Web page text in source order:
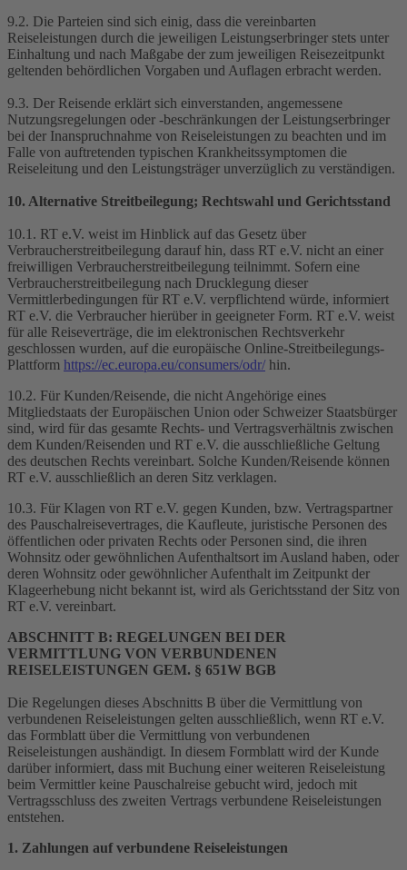
9.2. Die Parteien sind sich einig, dass die vereinbarten
Reiseleistungen durch die jeweiligen Leistungserbringer stets unter
Einhaltung und nach Maßgabe der zum jeweiligen Reisezeitpunkt
geltenden behördlichen Vorgaben und Auflagen erbracht werden.
9.3. Der Reisende erklärt sich einverstanden, angemessene
Nutzungsregelungen oder -beschränkungen der Leistungserbringer
bei der Inanspruchnahme von Reiseleistungen zu beachten und im
Falle von auftretenden typischen Krankheitssymptomen die
Reiseleitung und den Leistungsträger unverzüglich zu verständigen.
10. Alternative Streitbeilegung; Rechtswahl und Gerichtsstand
10.1. RT e.V. weist im Hinblick auf das Gesetz über
Verbraucherstreitbeilegung darauf hin, dass RT e.V. nicht an einer
freiwilligen Verbraucherstreitbeilegung teilnimmt. Sofern eine
Verbraucherstreitbeilegung nach Drucklegung dieser
Vermittlerbedingungen für RT e.V. verpflichtend würde, informiert
RT e.V. die Verbraucher hierüber in geeigneter Form. RT e.V. weist
für alle Reiseverträge, die im elektronischen Rechtsverkehr
geschlossen wurden, auf die europäische Online-Streitbeilegungs-
Plattform https://ec.europa.eu/consumers/odr/ hin.
10.2. Für Kunden/Reisende, die nicht Angehörige eines
Mitgliedstaats der Europäischen Union oder Schweizer Staatsbürger
sind, wird für das gesamte Rechts- und Vertragsverhältnis zwischen
dem Kunden/Reisenden und RT e.V. die ausschließliche Geltung
des deutschen Rechts vereinbart. Solche Kunden/Reisende können
RT e.V. ausschließlich an deren Sitz verklagen.
10.3. Für Klagen von RT e.V. gegen Kunden, bzw. Vertragspartner
des Pauschalreisevertrages, die Kaufleute, juristische Personen des
öffentlichen oder privaten Rechts oder Personen sind, die ihren
Wohnsitz oder gewöhnlichen Aufenthaltsort im Ausland haben, oder
deren Wohnsitz oder gewöhnlicher Aufenthalt im Zeitpunkt der
Klageerhebung nicht bekannt ist, wird als Gerichtsstand der Sitz von
RT e.V. vereinbart.
ABSCHNITT B: REGELUNGEN BEI DER
VERMITTLUNG VON VERBUNDENEN
REISELEISTUNGEN GEM. § 651W BGB
Die Regelungen dieses Abschnitts B über die Vermittlung von
verbundenen Reiseleistungen gelten ausschließlich, wenn RT e.V.
das Formblatt über die Vermittlung von verbundenen
Reiseleistungen aushändigt. In diesem Formblatt wird der Kunde
darüber informiert, dass mit Buchung einer weiteren Reiseleistung
beim Vermittler keine Pauschalreise gebucht wird, jedoch mit
Vertragsschluss des zweiten Vertrags verbundene Reiseleistungen
entstehen.
1. Zahlungen auf verbundene Reiseleistungen